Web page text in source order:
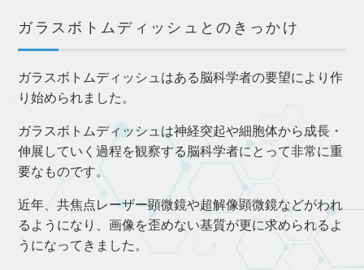
ガラスボトムディッシュとのきっかけ
ガラスボトムディッシュはある脳科学者の要望により作
り始められました。
ガラスボトムディッシュは神経突起や細胞体から成長・
伸展していく過程を観察する脳科学者にとって非常に重
要なものです。
近年、共焦点レーザー顕微鏡や超解像顕微鏡などがわれ
るようになり、画像を歪めない基質が更に求められるよ
うになってきました。